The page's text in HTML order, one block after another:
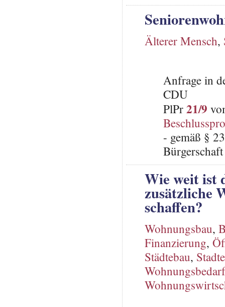
Älterer Mensch,
Anfrage in
CDU
PlPr21/9
- gemäß §
Wie weit ist
zusätzliche
schaffen?
Wohnungsbau,
Finanzierung,
Städtebau,
Wohnungsbedarf